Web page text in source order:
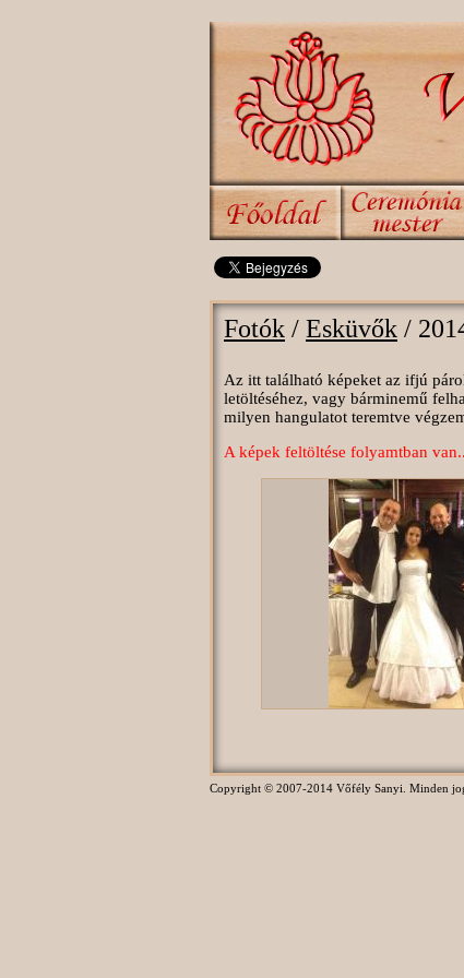
Fotók / Esküvők /
Az itt található képeket az ifjú
letöltéséhez, vagy bárminemű
milyen hangulatot teremtve
A képek feltöltése folyamtban
Copyright © 2007-2014 Vőfély Sanyi. Minden